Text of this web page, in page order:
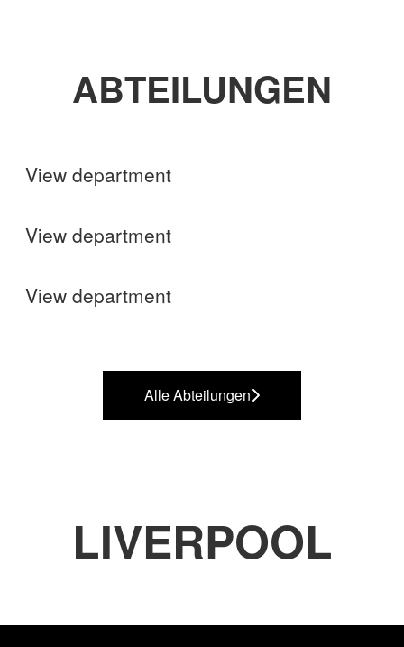
ABTEILUNGEN
View department
Finance
View department
Operations
View department
Alle Abteilungen
LIVERPOOL